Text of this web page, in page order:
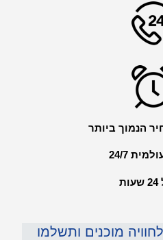
הנמוך ביותר
24/7
מוכנים ותשלמו